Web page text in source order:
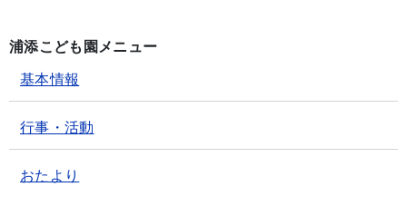
浦添こども園メニュー
基本情報
行事・活動
おたより